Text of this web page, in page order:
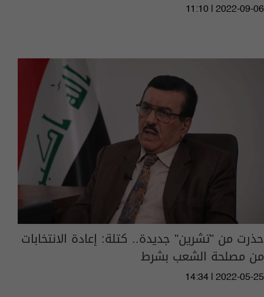
11:10 | 2022-09-06
حذرت من "تشرين" جديدة.. كتلة: إعادة الانتخابات
من مصلحة الشعب بشرط
14:34 | 2022-05-25